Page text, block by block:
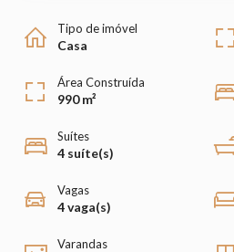
Tipo de imóvel
Casa
Área Construída
990 m²
Suítes
4 suíte(s)
Vagas
4 vaga(s)
Varandas